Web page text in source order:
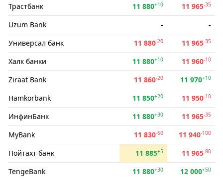
Трастбанк 11 880+10 11 965-35
Uzum Bank -
-
Универсал банк
11 880-20 11 965-35
Халк банки 11 880+10 11 960-10
Ziraat Bank 11 860-20 11 970+10
Hamkorbank 11 850+20 11 950-10
ИнфинБанк 11 880+30 11 965-35
MyBank 11 830-60 11 940-100
Пойтахт банк 11 885+5 11 965-80
TengeBank 11 880+30 12 000+50